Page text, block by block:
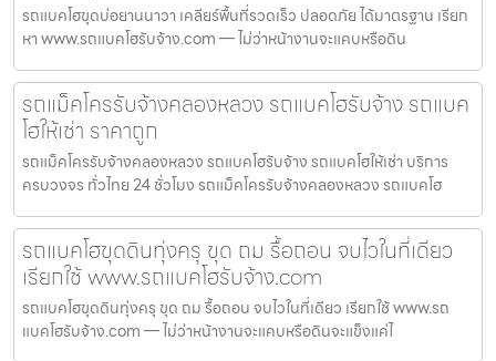
รถแบคโฮขุดบ่อยานนาวา เคลียร์พื้นที่รวดเร็ว ปลอดภัย ได้มาตรฐาน เรียก
หา www.รถแบคโฮรับจ้าง.com — ไม่ว่าหน้างานจะแคบหรือดิน
รถแม็คโครรับจ้างคลองหลวง รถแบคโฮรับจ้าง รถแบค
โฮให้เช่า ราคาถูก
รถแม็คโครรับจ้างคลองหลวง รถแบคโฮรับจ้าง รถแบคโฮให้เช่า บริการ
ครบวงจร ทั่วไทย 24 ชั่วโมง รถแม็คโครรับจ้างคลองหลวง รถแบคโฮ
รถแบคโฮขุดดินทุ่งครุ ขุด ถม รื้อถอน จบไวในที่เดียว
เรียกใช้ www.รถแบคโฮรับจ้าง.com
รถแบคโฮขุดดินทุ่งครุ ขุด ถม รื้อถอน จบไวในที่เดียว เรียกใช้ www.รถ
แบคโฮรับจ้าง.com — ไม่ว่าหน้างานจะแคบหรือดินจะแข็งแค่ไ